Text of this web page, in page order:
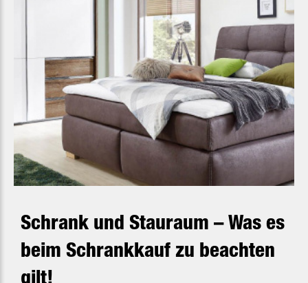
Schrank und Stauraum – Was es
beim Schrankkauf zu beachten
gilt!